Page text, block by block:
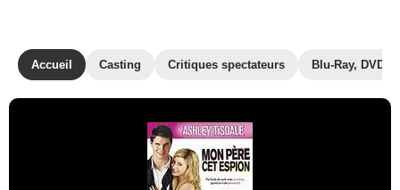
Accueil Casting Critiques spectateurs Blu-Ray, DVD